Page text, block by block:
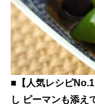
■【人気レシピ
し ピーマンも添え